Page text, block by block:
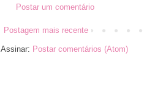
Postar um comentário
Postagem mais recente
Assinar: Postar comentários (Atom)